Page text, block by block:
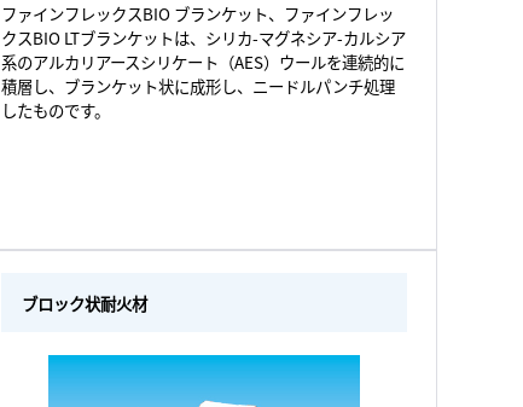
ファインフレックスBIO ブランケット、ファインフレッ
クスBIO LTブランケットは、シリカ-マグネシア-カルシア
系のアルカリアースシリケート（AES）ウールを連続的に
積層し、ブランケット状に成形し、ニードルパンチ処理
したものです。
ブロック状耐火材